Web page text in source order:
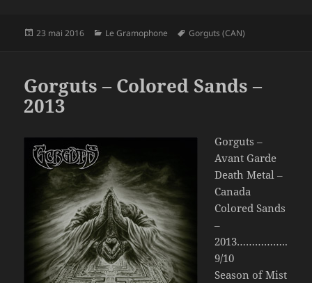
Publié
23 mai 2016 Catégories
Le Gramophone
Mots-
Gorguts (CAN)
Gorguts – Colored Sands –
2013
Gorguts –
Avant Garde
Death Metal –
Canada
Colored Sands
–
2013……………..
9/10
Season of Mist